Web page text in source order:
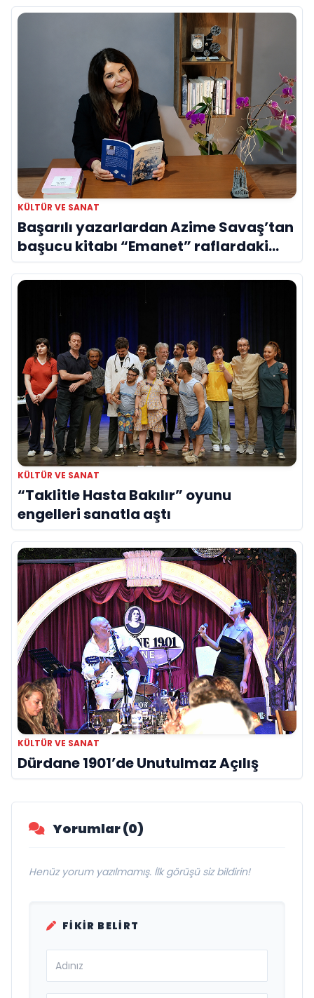
KÜLTÜR VE SANAT
Başarılı yazarlardan Azime Savaş’tan
başucu kitabı “Emanet” raflardaki
yerini aldı
KÜLTÜR VE SANAT
“Taklitle Hasta Bakılır” oyunu
engelleri sanatla aştı
KÜLTÜR VE SANAT
Dürdane 1901’de Unutulmaz Açılış
Yorumlar (0)
Henüz yorum yazılmamış. İlk görüşü siz bildirin!
FIKIR BELIRT